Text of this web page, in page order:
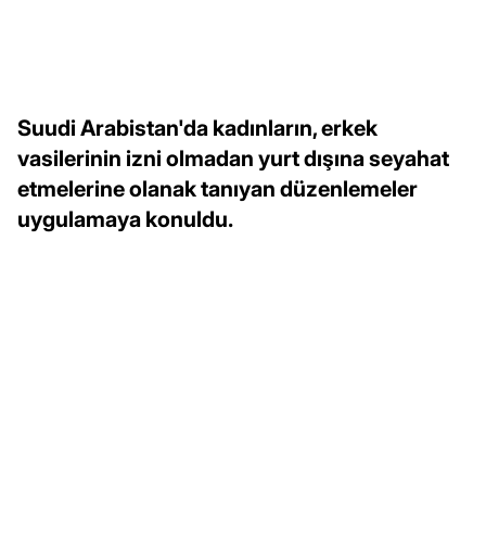
Suudi Arabistan'da kadınların, erkek
vasilerinin izni olmadan yurt dışına seyahat
etmelerine olanak tanıyan düzenlemeler
uygulamaya konuldu.